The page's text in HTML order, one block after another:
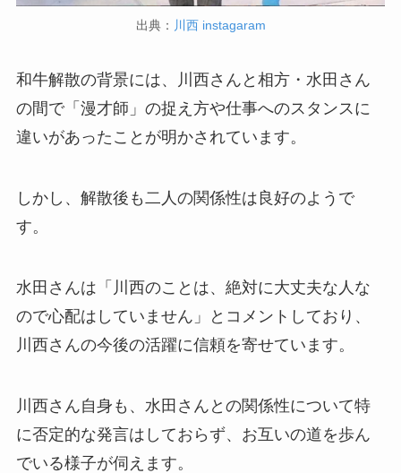
出典： 川西 instagaram
和牛解散の背景には、川西さんと相方・水田さん
の間で「漫才師」の捉え方や仕事へのスタンスに
違いがあったことが明かされています。
しかし、解散後も二人の関係性は良好のようで
す。
水田さんは「川西のことは、絶対に大丈夫な人な
ので心配はしていません」とコメントしており、
川西さんの今後の活躍に信頼を寄せています。
川西さん自身も、水田さんとの関係性について特
に否定的な発言はしておらず、お互いの道を歩ん
でいる様子が伺えます。